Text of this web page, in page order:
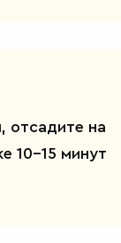
отсадите на
10-15 минут